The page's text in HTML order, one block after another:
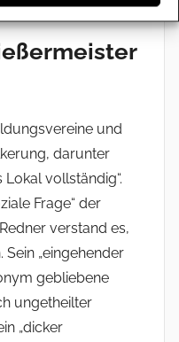
und
darunter
vollständig“.
Frage“ der
verstand es,
„eingehender
gebliebene
ungetheilter
„dicker